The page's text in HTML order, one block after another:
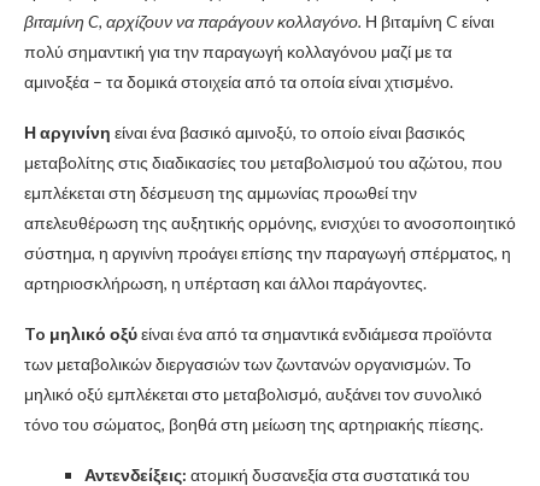
βιταμίνη C, αρχίζουν να παράγουν κολλαγόνο. Η βιταμίνη C είναι
πολύ σημαντική για την παραγωγή κολλαγόνου μαζί με τα
αμινοξέα – τα δομικά στοιχεία από τα οποία είναι χτισμένο.
Η αργινίνη είναι ένα βασικό αμινοξύ, το οποίο είναι βασικός
μεταβολίτης στις διαδικασίες του μεταβολισμού του αζώτου, που
εμπλέκεται στη δέσμευση της αμμωνίας προωθεί την
απελευθέρωση της αυξητικής ορμόνης, ενισχύει το ανοσοποιητικό
σύστημα, η αργινίνη προάγει επίσης την παραγωγή σπέρματος, η
αρτηριοσκλήρωση, η υπέρταση και άλλοι παράγοντες.
To μηλικό οξύείναι ένα από τα σημαντικά ενδιάμεσα προϊόντα
των μεταβολικών διεργασιών των ζωντανών οργανισμών. Το
μηλικό οξύ εμπλέκεται στο μεταβολισμό, αυξάνει τον συνολικό
τόνο του σώματος, βοηθά στη μείωση της αρτηριακής πίεσης.
Αντενδείξεις: ατομική δυσανεξία στα συστατικά του